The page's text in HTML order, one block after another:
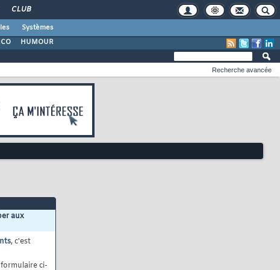
CLUB
Systèmes
HUMOUR
Recherche avancée
aux
, c'est
ci-